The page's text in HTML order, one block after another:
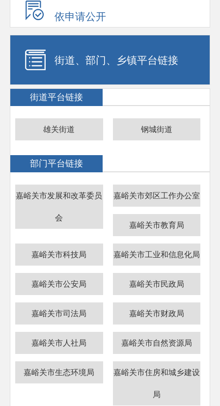
依申请公开
街道、部门、乡镇平台链接
街道平台链接
雄关街道 钢城街道
部门平台链接
嘉峪关市发展和改革委员
会
嘉峪关市郊区工作办公室
嘉峪关市教育局
嘉峪关市科技局 嘉峪关市工业和信息化局
嘉峪关市公安局 嘉峪关市民政局
嘉峪关市司法局 嘉峪关市财政局
嘉峪关市人社局 嘉峪关市自然资源局
嘉峪关市生态环境局 嘉峪关市住房和城乡建设
局